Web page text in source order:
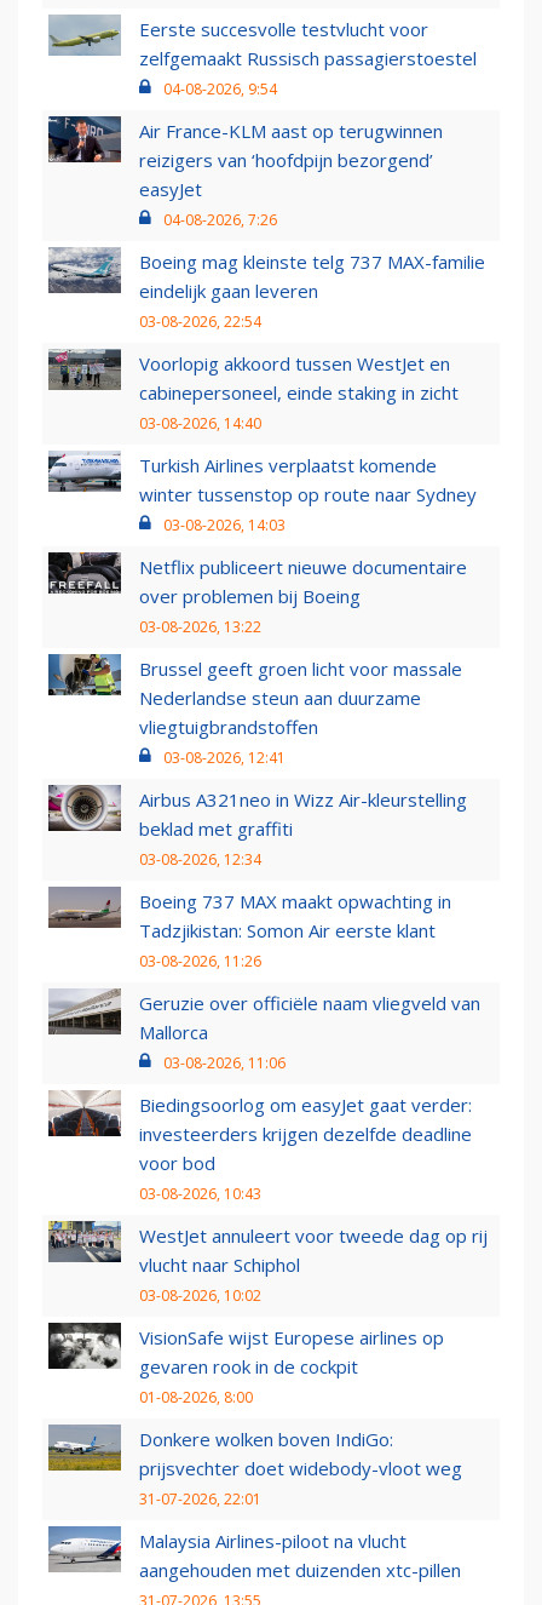
Eerste succesvolle testvlucht voor
zelfgemaakt Russisch passagierstoestel
04-08-2026, 9:54
Air France-KLM aast op terugwinnen
reizigers van ‘hoofdpijn bezorgend’
easyJet
04-08-2026, 7:26
Boeing mag kleinste telg 737 MAX-familie
eindelijk gaan leveren
03-08-2026, 22:54
Voorlopig akkoord tussen WestJet en
cabinepersoneel, einde staking in zicht
03-08-2026, 14:40
Turkish Airlines verplaatst komende
winter tussenstop op route naar Sydney
03-08-2026, 14:03
Netflix publiceert nieuwe documentaire
over problemen bij Boeing
03-08-2026, 13:22
Brussel geeft groen licht voor massale
Nederlandse steun aan duurzame
vliegtuigbrandstoffen
03-08-2026, 12:41
Airbus A321neo in Wizz Air-kleurstelling
beklad met graffiti
03-08-2026, 12:34
Boeing 737 MAX maakt opwachting in
Tadzjikistan: Somon Air eerste klant
03-08-2026, 11:26
Geruzie over officiële naam vliegveld van
Mallorca
03-08-2026, 11:06
Biedingsoorlog om easyJet gaat verder:
investeerders krijgen dezelfde deadline
voor bod
03-08-2026, 10:43
WestJet annuleert voor tweede dag op rij
vlucht naar Schiphol
03-08-2026, 10:02
VisionSafe wijst Europese airlines op
gevaren rook in de cockpit
01-08-2026, 8:00
Donkere wolken boven IndiGo:
prijsvechter doet widebody-vloot weg
31-07-2026, 22:01
Malaysia Airlines-piloot na vlucht
aangehouden met duizenden xtc-pillen
31-07-2026, 13:55